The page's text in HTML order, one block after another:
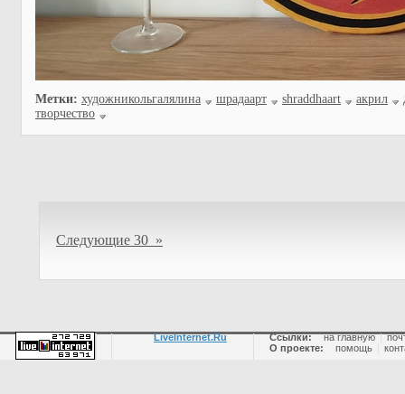
Метки: художникольгалялина шрадаарт shraddhaart акрил
творчество
Следующие 30 »
LiveInternet.Ru Ссылки: на главную |
О проекте:
помощь